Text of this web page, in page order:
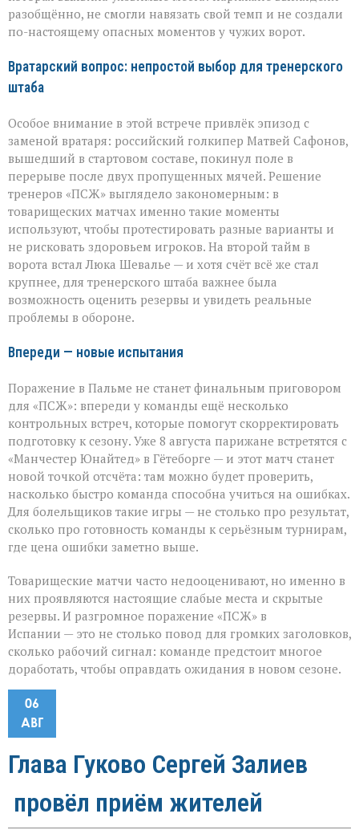
разобщённо, не смогли навязать свой темп и не создали
по-настоящему опасных моментов у чужих ворот.
Вратарский вопрос: непростой выбор для тренерского
штаба
Особое внимание в этой встрече привлёк эпизод с
заменой вратаря: российский голкипер Матвей Сафонов,
вышедший в стартовом составе, покинул поле в
перерыве после двух пропущенных мячей. Решение
тренеров «ПСЖ» выглядело закономерным: в
товарищеских матчах именно такие моменты
используют, чтобы протестировать разные варианты и
не рисковать здоровьем игроков. На второй тайм в
ворота встал Люка Шевалье — и хотя счёт всё же стал
крупнее, для тренерского штаба важнее была
возможность оценить резервы и увидеть реальные
проблемы в обороне.
Впереди — новые испытания
Поражение в Пальме не станет финальным приговором
для «ПСЖ»: впереди у команды ещё несколько
контрольных встреч, которые помогут скорректировать
подготовку к сезону. Уже 8 августа парижане встретятся с
«Манчестер Юнайтед» в Гётеборге — и этот матч станет
новой точкой отсчёта: там можно будет проверить,
насколько быстро команда способна учиться на ошибках.
Для болельщиков такие игры — не столько про результат,
сколько про готовность команды к серьёзным турнирам,
где цена ошибки заметно выше.
Товарищеские матчи часто недооценивают, но именно в
них проявляются настоящие слабые места и скрытые
резервы. И разгромное поражение «ПСЖ» в
Испании — это не столько повод для громких заголовков,
сколько рабочий сигнал: команде предстоит многое
доработать, чтобы оправдать ожидания в новом сезоне.
06
АВГ
Глава Гуково Сергей Залиев
провёл приём жителей